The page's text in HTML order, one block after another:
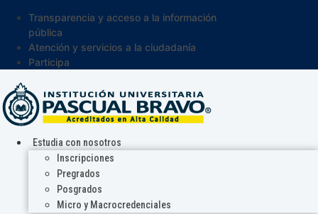
Transparencia y acceso a la información
pública
Atención y servicios a la ciudadanía
Participa
Estudia con nosotros
Inscripciones
Pregrados
Posgrados
Micro y Macrocredenciales